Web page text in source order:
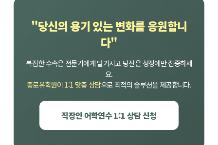
"당신의 용기 있는 변화를 응원합니
다"
복잡한 수속은 전문가에게 맡기시고 당신은 성장에만 집중하세
요.
종로유학원이 1:1 맞춤 상담으로 최적의 솔루션을 제공합니다.
직장인 어학연수 1:1 상담 신청